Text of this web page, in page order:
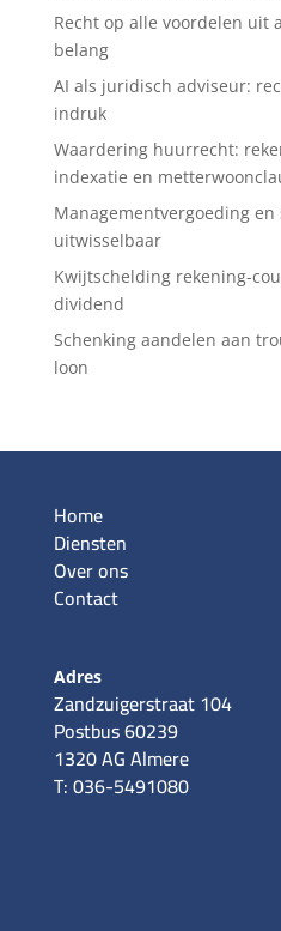
Recht op alle voordelen uit
belang
AI als juridisch adviseur:
indruk
Waardering huurrecht:
indexatie en
Managementvergoeding
uitwisselbaar
Kwijtschelding rekening-
dividend
Schenking aandelen aan
loon
Home
Diensten
Over ons
Contact
Adres
Zandzuigerstraat 104
Postbus 60239
1320 AG Almere
T: 036-5491080